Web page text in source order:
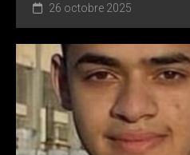
26 octobre 2025